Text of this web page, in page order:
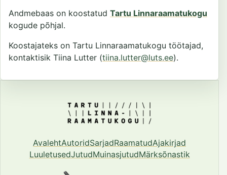
Andmebaas on koostatud Tartu Linnaraamatukogu
kogude põhjal.
Koostajateks on Tartu Linnaraamatukogu töötajad,
kontaktisik Tiina Lutter (tiina.lutter@luts.ee).
AvalehtAutoridSarjadRaamatudAjakirjad
LuuletusedJutudMuinasjutudMärksõnastik